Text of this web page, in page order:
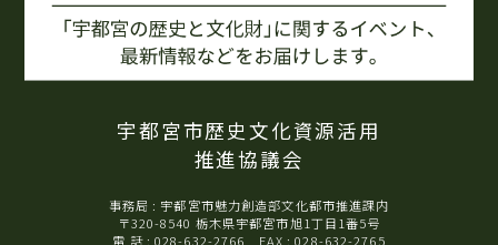
宇都宮市歴史文化資源活用
推進協議会
事務局 : 宇都宮市魅力創造部文化都市推進課内
〒320-8540 栃木県宇都宮市旭1丁目1番5号
電 話 : 028-632-2766 FAX : 028-632-2765